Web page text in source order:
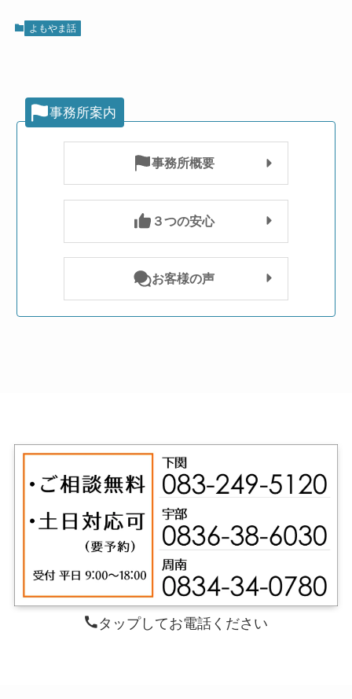
よもやま話
事務所案内
事務所概要
３つの安心
お客様の声
タップしてお電話ください